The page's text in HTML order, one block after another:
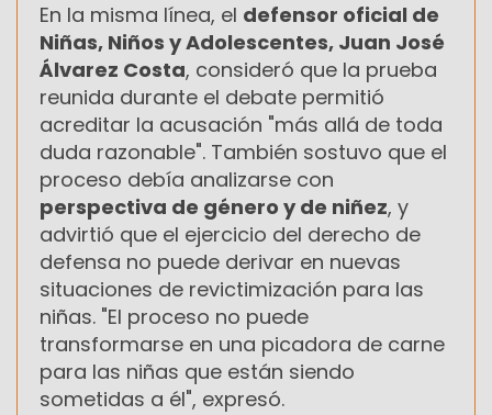
En la misma línea, el defensor oficial de
Niñas, Niños y Adolescentes, Juan José
Álvarez Costa, consideró que la prueba
reunida durante el debate permitió
acreditar la acusación "más allá de toda
duda razonable". También sostuvo que el
proceso debía analizarse con
perspectiva de género y de niñez, y
advirtió que el ejercicio del derecho de
defensa no puede derivar en nuevas
situaciones de revictimización para las
niñas. "El proceso no puede
transformarse en una picadora de carne
para las niñas que están siendo
sometidas a él", expresó.